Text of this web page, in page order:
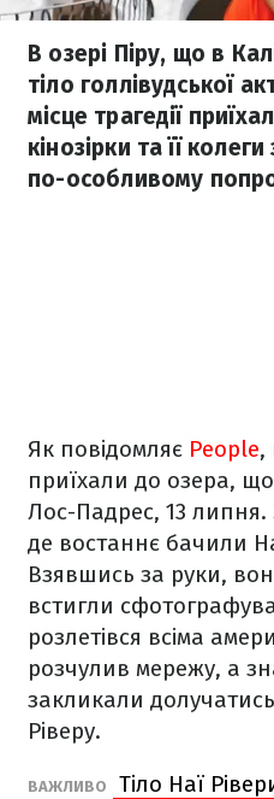
В озері Піру, що в
тіло голлівудської
місце трагедії
кінозірки та її
по-особливому
Як повідомляє People,
приїхали до озера, що
Лос-Падрес, 13 липня.
де востаннє бачили
Взявшись за руки,
встигли
розлетівся всіма
розчулив мережу, а
закликали
Ріверу.
ВАЖЛИВО
Тіло Наї